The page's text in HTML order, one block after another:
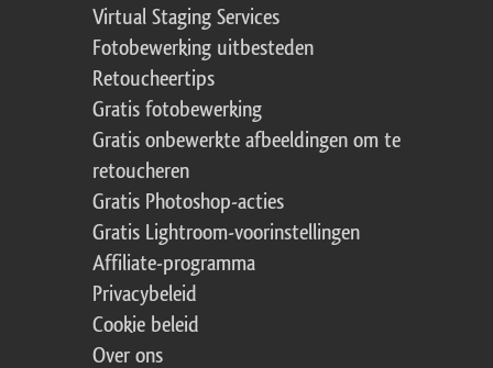
Virtual Staging Services
Fotobewerking uitbesteden
Retoucheertips
Gratis fotobewerking
Gratis onbewerkte afbeeldingen om te
retoucheren
Gratis Photoshop-acties
Gratis Lightroom-voorinstellingen
Affiliate-programma
Privacybeleid
Cookie beleid
Over ons